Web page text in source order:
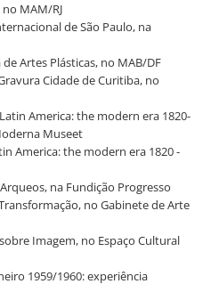
no MAM/RJ
de São Paulo, na
Artes Plásticas, no MAB/DF
Cidade de Curitiba, no
America: the modern era 1820-
Museet
America: the modern era 1820 -
na Fundição Progresso
no Gabinete de Arte
Imagem, no Espaço Cultural
1959/1960: experiência